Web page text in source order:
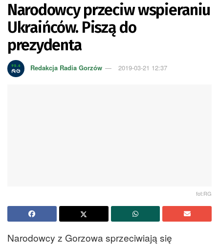
Narodowcy przeciw wspieraniu
Ukraińców. Piszą do
prezydenta
Redakcja Radia Gorzów 2019-03-21 12:37
fot:RG
Narodowcy z Gorzowa sprzeciwiają się